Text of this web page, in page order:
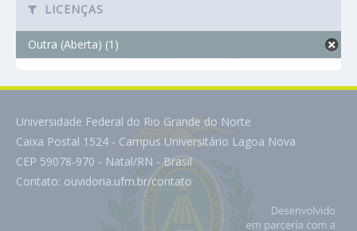
LICENÇAS
Outra (Aberta) (1)
Universidade Federal do Rio Grande do Norte
Caixa Postal 1524 - Campus Universitário Lagoa Nova
CEP 59078-970 - Natal/RN - Brasil
Contato: ouvidoria.ufrn.br/contato